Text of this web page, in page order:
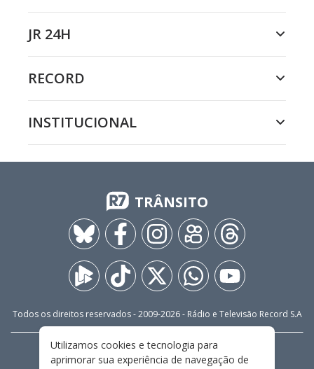
JR 24H
RECORD
INSTITUCIONAL
TRÂNSITO
Todos os direitos reservados - 2009-2026- Rádio e Televisão Record S.A
FALE CONOSCO
PRIVACIDADE
Utilizamos cookies e tecnologia para
aprimorar sua experiência de navegação de